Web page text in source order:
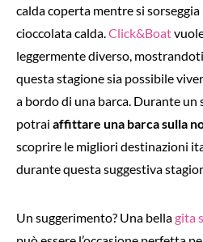
calda coperta mentre si
cioccolata calda.Click&Boat
leggermente diverso,
questa stagione sia possibile
a bordo di una barca. Durante un
potrai affittare una barca sulla
scoprire le migliori destinazioni
durante questa suggestiva
Un suggerimento? Una bella gita